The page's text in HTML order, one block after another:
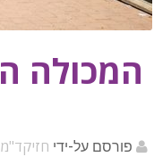
פורסם על-ידי חזיקד"מ